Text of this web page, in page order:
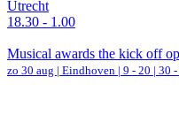
Utrecht
18.30 - 1.00
Musical awards the kick off
zo 30 aug | Eindhoven | 9 - 20 | 30